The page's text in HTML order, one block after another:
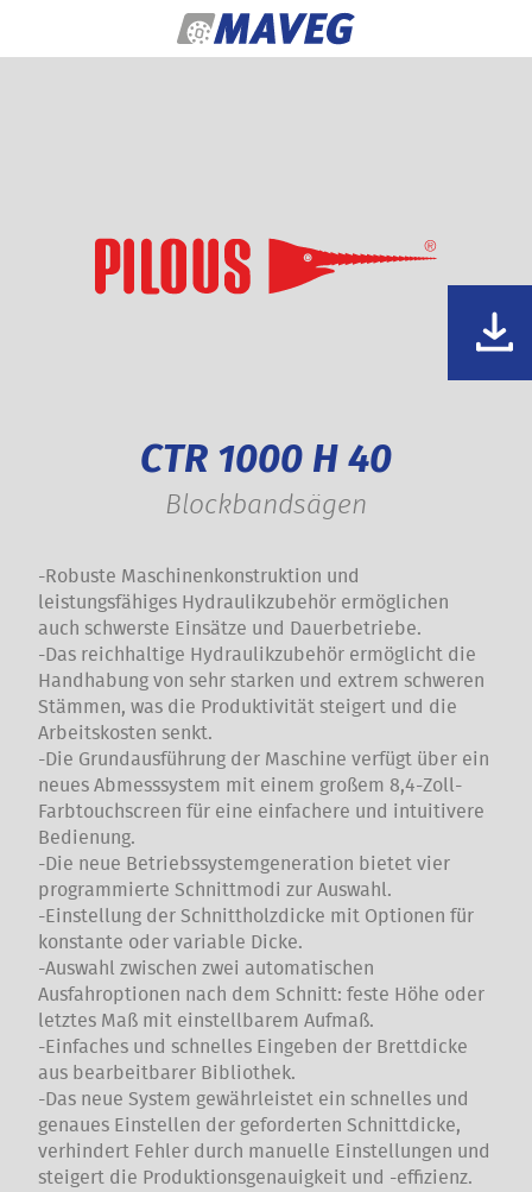
CTR 1000 H 40
Blockbandsägen
-Robuste Maschinenkonstruktion und
leistungsfähiges Hydraulikzubehör ermöglichen
auch schwerste Einsätze und Dauerbetriebe.
-Das reichhaltige Hydraulikzubehör ermöglicht die
Handhabung von sehr starken und extrem schweren
Stämmen, was die Produktivität steigert und die
Arbeitskosten senkt.
-Die Grundausführung der Maschine verfügt über ein
neues Abmesssystem mit einem großem 8,4-Zoll-
Farbtouchscreen für eine einfachere und intuitivere
Bedienung.
-Die neue Betriebssystemgeneration bietet vier
programmierte Schnittmodi zur Auswahl.
-Einstellung der Schnittholzdicke mit Optionen für
konstante oder variable Dicke.
-Auswahl zwischen zwei automatischen
Ausfahroptionen nach dem Schnitt: feste Höhe oder
letztes Maß mit einstellbarem Aufmaß.
-Einfaches und schnelles Eingeben der Brettdicke
aus bearbeitbarer Bibliothek.
-Das neue System gewährleistet ein schnelles und
genaues Einstellen der geforderten Schnittdicke,
verhindert Fehler durch manuelle Einstellungen und
steigert die Produktionsgenauigkeit und -effizienz.